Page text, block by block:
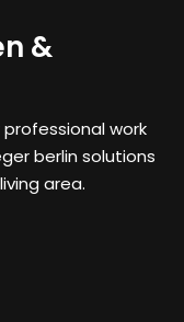
&
work
berlin solutions
area.